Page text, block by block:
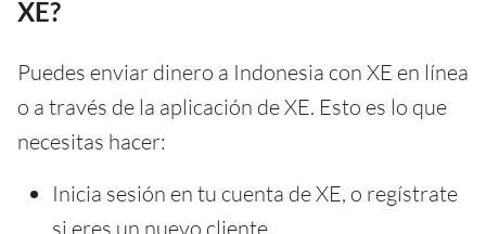
XE?
Puedes enviar dinero a Indonesia con XE en línea
o a través de la aplicación de XE. Esto es lo que
necesitas hacer:
Inicia sesión en tu cuenta de XE, o regístrate
si eres un nuevo cliente.